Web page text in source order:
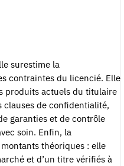
surestime la
contraintes du licencié. Elle
produits actuels du titulaire
clauses de confidentialité,
garanties et de contrôle
soin. Enfin, la
théoriques : elle
et d’un titre vérifiés à